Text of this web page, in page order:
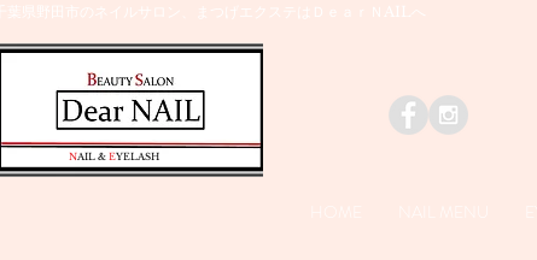
千葉県野田市のネイルサロン、まつげエクステはＤｅａｒＮAILへ
​NAIL & EYELASH